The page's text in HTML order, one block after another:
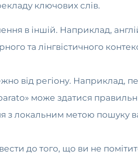
ключових слів.
в іншій. Наприклад,
та лінгвістичного
від регіону. Наприклад,
може здатися
з локальним метою пошуку
до того, що ви не